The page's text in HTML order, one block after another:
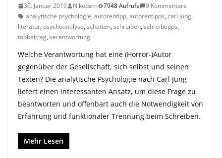
30. Januar 2019 Nikodem 7948 Aufrufe
9 Kommentare
analytische psychologie,autorentipp,autorentipps,carl jung,
literatur, psychoanalyse,schatten,schreiben,schreibtipps,
topbeitrag,verantwortung
Welche Verantwortung hat eine (Horror-)Autor
gegenüber der Gesellschaft, sich selbst und seinen
Texten? Die analytische Psychologie nach Carl Jung
liefert einen interessanten Ansatz, um diese Frage zu
beantworten und offenbart auch die Notwendigkeit von
Erfahrung und funktionaler Trennung beim Schreiben.
Mehr Lesen